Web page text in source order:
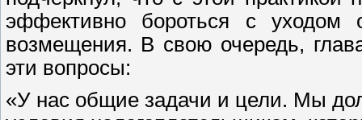
эффективно бороться с уходом
возмещения. В свою очередь,
эти вопросы:
«У нас общие задачи и цели. Мы